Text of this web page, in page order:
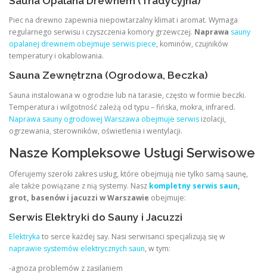
Piec na drewno zapewnia niepowtarzalny klimat i aromat. Wymaga
regularnego serwisu i czyszczenia komory grzewczej. Naprawa sauny
opalanej drewnem obejmuje serwis piece, kominów, czujników
temperatury i okablowania.
Sauna Zewnętrzna (Ogrodowa, Beczka)
Sauna instalowana w ogrodzie lub na tarasie, często w formie beczki.
Temperatura i wilgotność zależą od typu – fińska, mokra, infrared.
Naprawa sauny ogrodowej Warszawa obejmuje serwis izolacji,
ogrzewania, sterowników, oświetlenia i wentylacji.
Nasze Kompleksowe Usługi Serwisowe
Oferujemy szeroki zakres usług, które obejmują nie tylko samą saunę,
ale także powiązane z nią systemy. Nasz kompletny serwis saun,
grot, basenów i jacuzzi w Warszawie obejmuje:
Serwis Elektryki do Sauny i Jacuzzi
Elektryka to serce każdej say. Nasi serwisanci specjalizują się w
naprawie systemów elektrycznych saun, w tym:
-agnoza problemów z zasilaniem